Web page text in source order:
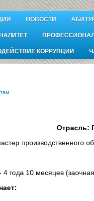
НОВОСТИ
КОРРУПЦИИ
Отрасль:
производственного
4 года 10 месяцев